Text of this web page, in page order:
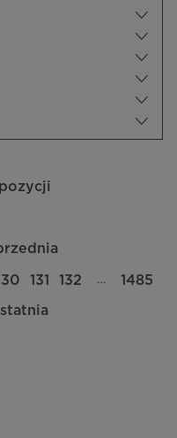
pozycji
131 132 … 1485